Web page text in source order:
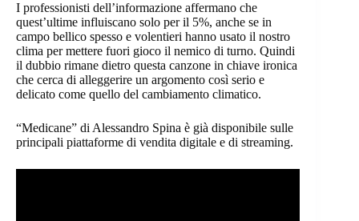
I professionisti dell’informazione affermano che
quest’ultime influiscano solo per il 5%, anche se in
campo bellico spesso e volentieri hanno usato il nostro
clima per mettere fuori gioco il nemico di turno. Quindi
il dubbio rimane dietro questa canzone in chiave ironica
che cerca di alleggerire un argomento così serio e
delicato come quello del cambiamento climatico.
“Medicane” di Alessandro Spina è già disponibile sulle
principali piattaforme di vendita digitale e di streaming.